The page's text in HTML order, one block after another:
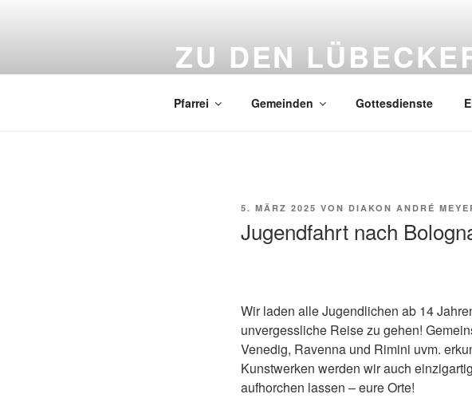
ZU DEN
Pfarrei Gemeinden Gottesdienste
VERÖFFENTLICHT
5. MÄRZ 2025 VON DIAKON ANDRÉ
Jugendfahrt nach
Wir laden alle Jugendlichen ab 14
unvergessliche Reise zu gehen!
Venedig, Ravenna und Rimini uvm.
Kunstwerken werden wir auch
aufhorchen lassen – eure Orte!